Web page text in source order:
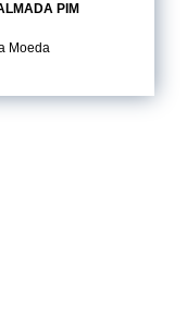
PIM
Moeda